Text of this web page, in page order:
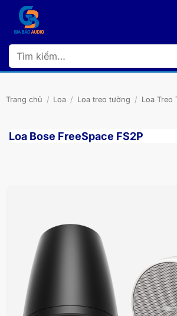
dung
Tìm
kiếm:
Trang chủ / Loa / Loa treo tường / Loa Treo
Loa Bose FreeSpace FS2P